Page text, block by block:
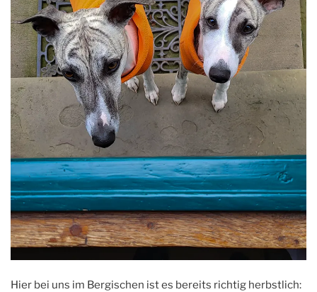
Hier bei uns im Bergischen ist es bereits richtig herbstlich: